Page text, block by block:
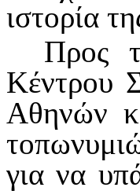
ιστορία
Προς
Κέντρου
Αθηνών
για να